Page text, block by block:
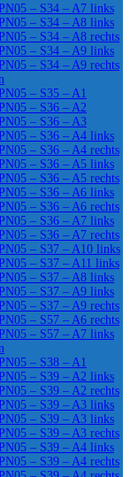
– S34 – A7 links
– S34 – A8 links
– S34 – A8 rechts
– S34 – A9 links
– S34 – A9 rechts
– S35 – A1
– S36 – A2
– S36 – A3
– S36 – A4 links
– S36 – A4 rechts
– S36 – A5 links
– S36 – A5 rechts
– S36 – A6 links
– S36 – A6 rechts
– S36 – A7 links
– S36 – A7 rechts
– S37 – A10 links
– S37 – A11 links
– S37 – A8 links
– S37 – A9 links
– S37 – A9 rechts
– S57 – A6 rechts
– S57 – A7 links
– S38 – A1
– S39 – A2 links
– S39 – A2 rechts
– S39 – A3 links
– S39 – A3 links
– S39 – A3 rechts
– S39 – A4 links
– S39 – A4 rechts